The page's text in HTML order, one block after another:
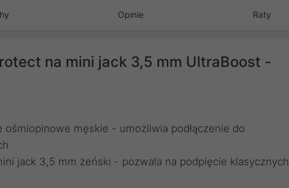
Opinie Raty
na mini jack 3,5 mm UltraBoost -
ośmiopinowe męskie - umożliwia podłączenie do
jack 3,5 mm żeński - pozwala na podpięcie klasycznych